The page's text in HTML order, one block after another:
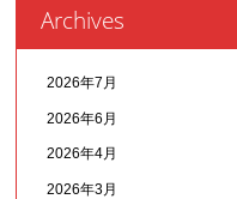
Archives
2026年7月
2026年6月
2026年4月
2026年3月